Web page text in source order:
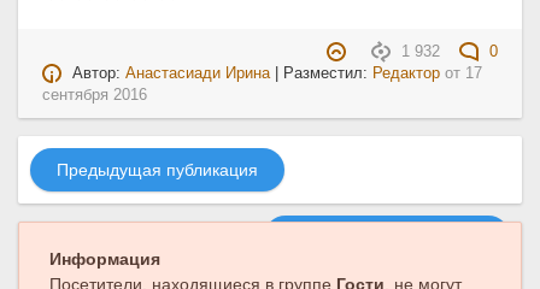
1 932
0
Автор:Анастасиади Ирина| Разместил: Редактор от 17
сентября 2016
Предыдущая публикация
Информация
Посетители, находящиеся в группе Гости, не могут